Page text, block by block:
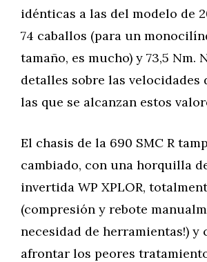
idénticas a las del modelo de
74 caballos (para un
tamaño, es mucho) y 73,5 Nm.
detalles sobre las velocidades
las que se alcanzan estos
El chasis de la 690 SMC R
cambiado, con una horquilla
invertida WP XPLOR,
(compresión y rebote
necesidad de herramientas!) y
afrontar los peores